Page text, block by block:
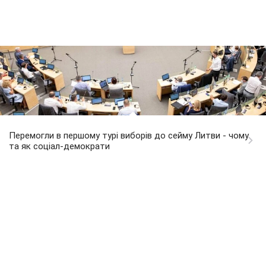
Перемогли в першому турі виборів до сейму Литви - чому
та як соціал-демократи